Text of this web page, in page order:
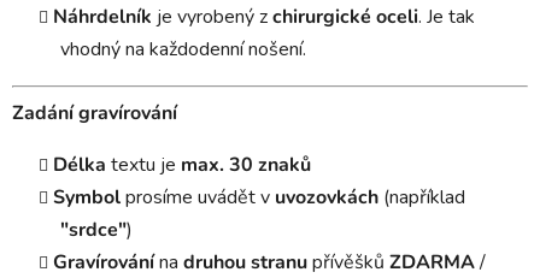
Náhrdelník je vyrobený zchirurgické oceli. Je tak
vhodný na každodenní nošení.
Zadání gravírování
Délka textu je max. 30 znaků
Symbolprosíme uvádět v uvozovkách (například
"srdce")
Gravírovánína druhou stranupřívěšků ZDARMA/